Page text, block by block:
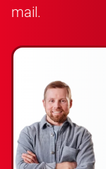
mail.